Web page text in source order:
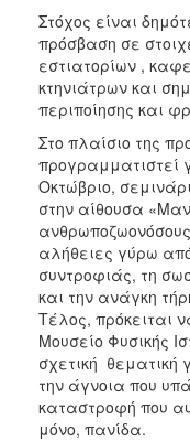
Στόχος είναι
πρόσβαση σε
εστιατορίων ,
κτηνιάτρων και
περιποίησης και
Στο πλαίσιο της
προγραμματιστεί
Οκτώβριο,
στην αίθουσα
αλήθειες γύρω
συντροφιάς, τη
και την ανάγκη
Τέλος, πρόκειται
Μουσείο Φυσικής
σχετική θεματική
την άγνοια που
καταστροφή που
μόνο, πανίδα.